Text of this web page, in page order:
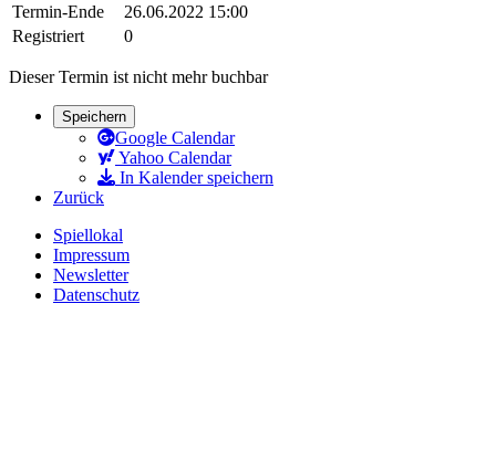
Termin-Ende
26.06.2022 15:00
Registriert
0
Dieser Termin ist nicht mehr buchbar
Speichern
Google Calendar
Yahoo Calendar
In Kalender speichern
Zurück
Spiellokal
Impressum
Newsletter
Datenschutz